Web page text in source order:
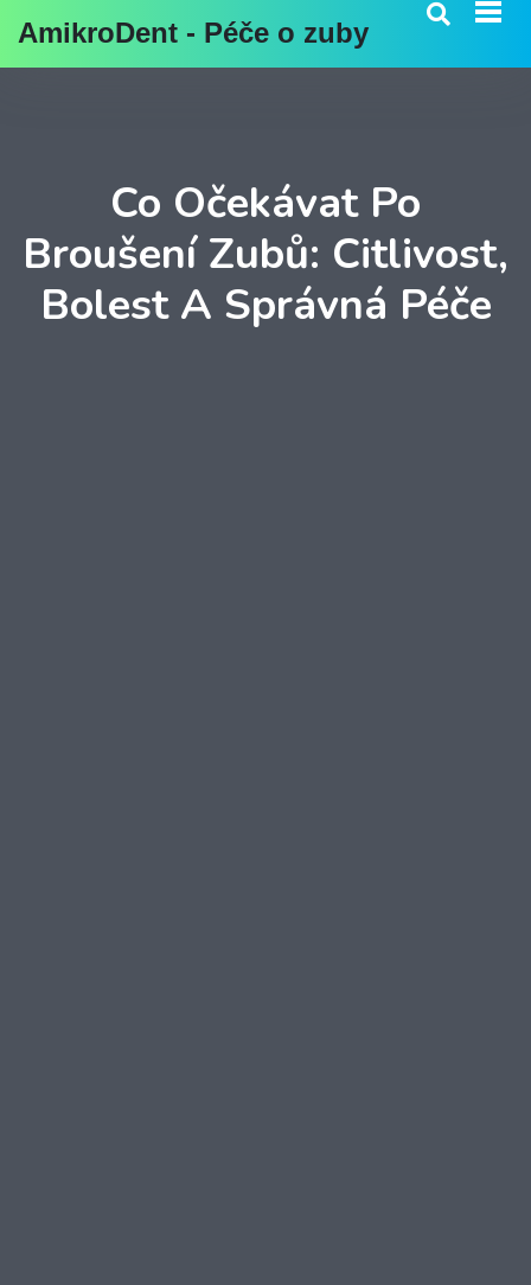
AmikroDent - Péče o zuby
Co Očekávat Po
Broušení Zubů: Citlivost,
Bolest A Správná Péče